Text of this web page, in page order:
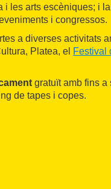
i les arts escèniques; i la
i congressos.
a diverses activitats
Platea, el Festival
gratuït amb fins a
de tapes i copes.